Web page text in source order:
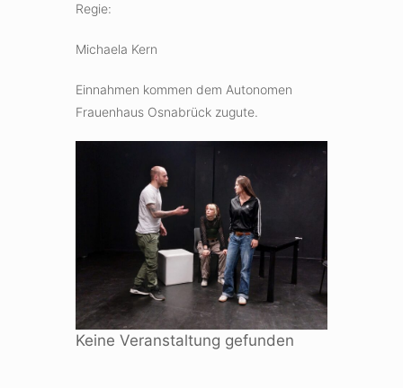
Regie:
Michaela Kern
Einnahmen kommen dem Autonomen
Frauenhaus Osnabrück zugute.
Keine Veranstaltung gefunden